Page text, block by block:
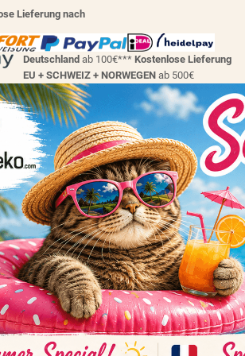
Lieferung nach
Deutschland ab 100€*** Kostenlose Lieferung
EU + SCHWEIZ + NORWEGEN ab 500€